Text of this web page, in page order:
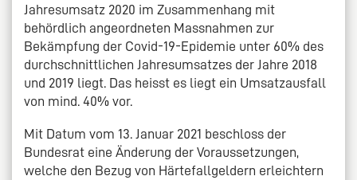
Jahresumsatz 2020 im Zusammenhang mit
behördlich angeordneten Massnahmen zur
Bekämpfung der Covid-19-Epidemie unter 60% des
durchschnittlichen Jahresumsatzes der Jahre 2018
und 2019 liegt. Das heisst es liegt ein Umsatzausfall
von mind. 40% vor.
Mit Datum vom 13. Januar 2021 beschloss der
Bundesrat eine Änderung der Voraussetzungen,
welche den Bezug von Härtefallgeldern erleichtern